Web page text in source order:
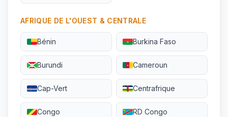
AFRIQUE DE L'OUEST & CENTRALE
Bénin Burkina Faso
Burundi Cameroun
Cap-Vert Centrafrique
Congo RD Congo